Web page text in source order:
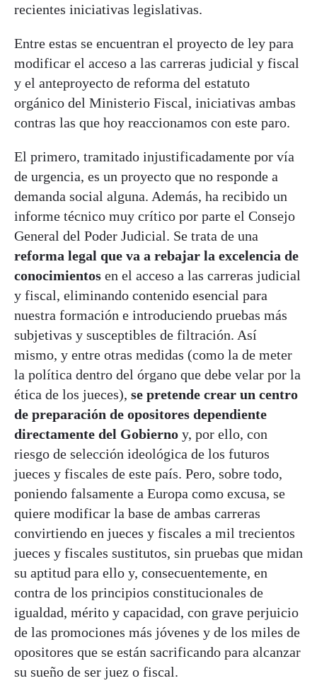
recientes iniciativas legislativas.
Entre estas se encuentran el proyecto de ley para
modificar el acceso a las carreras judicial y fiscal
y el anteproyecto de reforma del estatuto
orgánico del Ministerio Fiscal, iniciativas ambas
contras las que hoy reaccionamos con este paro.
El primero, tramitado injustificadamente por vía
de urgencia, es un proyecto que no responde a
demanda social alguna. Además, ha recibido un
informe técnico muy crítico por parte el Consejo
General del Poder Judicial. Se trata de una
reforma legal que va a rebajar la excelencia de
conocimientos en el acceso a las carreras judicial
y fiscal, eliminando contenido esencial para
nuestra formación e introduciendo pruebas más
subjetivas y susceptibles de filtración. Así
mismo, y entre otras medidas (como la de meter
la política dentro del órgano que debe velar por la
ética de los jueces), se pretende crear un centro
de preparación de opositores dependiente
directamente del Gobierno y, por ello, con
riesgo de selección ideológica de los futuros
jueces y fiscales de este país. Pero, sobre todo,
poniendo falsamente a Europa como excusa, se
quiere modificar la base de ambas carreras
convirtiendo en jueces y fiscales a mil trecientos
jueces y fiscales sustitutos, sin pruebas que midan
su aptitud para ello y, consecuentemente, en
contra de los principios constitucionales de
igualdad, mérito y capacidad, con grave perjuicio
de las promociones más jóvenes y de los miles de
opositores que se están sacrificando para alcanzar
su sueño de ser juez o fiscal.